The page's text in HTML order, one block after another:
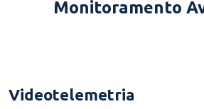
Monitoramento
Videotelemetria